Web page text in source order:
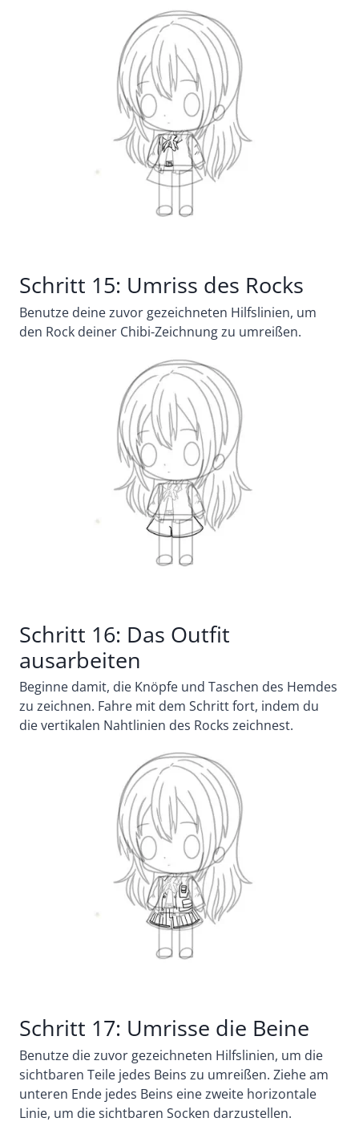
Schritt 15: Umriss des Rocks
Benutze deine zuvor gezeichneten Hilfslinien, um
den Rock deiner Chibi-Zeichnung zu umreißen.
Schritt 16: Das Outfit
ausarbeiten
Beginne damit, die Knöpfe und Taschen des Hemdes
zu zeichnen. Fahre mit dem Schritt fort, indem du
die vertikalen Nahtlinien des Rocks zeichnest.
Schritt 17: Umrisse die Beine
Benutze die zuvor gezeichneten Hilfslinien, um die
sichtbaren Teile jedes Beins zu umreißen. Ziehe am
unteren Ende jedes Beins eine zweite horizontale
Linie, um die sichtbaren Socken darzustellen.